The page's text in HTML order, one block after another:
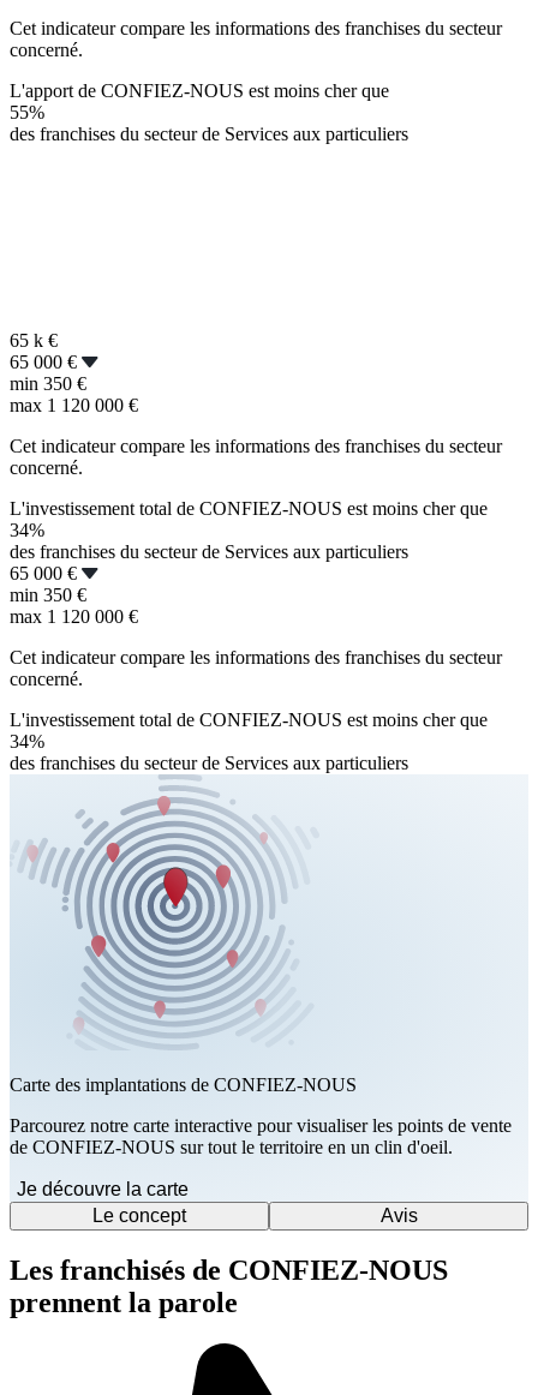
Cet indicateur compare les informations des franchises du secteur
concerné.
L'apport de CONFIEZ-NOUS est moins cher que
55%
des franchises du secteur de Services aux particuliers
65 k €
65 000 €
min 350 €
max 1 120 000 €
Cet indicateur compare les informations des franchises du secteur
concerné.
L'investissement total de CONFIEZ-NOUS est moins cher que
34%
des franchises du secteur de Services aux particuliers
65 000 €
min 350 €
max 1 120 000 €
Cet indicateur compare les informations des franchises du secteur
concerné.
L'investissement total de CONFIEZ-NOUS est moins cher que
34%
des franchises du secteur de Services aux particuliers
Carte des implantations de CONFIEZ-NOUS
Parcourez notre carte interactive pour visualiser les points de vente
de CONFIEZ-NOUS sur tout le territoire en un clin d'oeil.
Je découvre la carte
Le concept
Avis
Les franchisés de CONFIEZ-NOUS
prennent la parole